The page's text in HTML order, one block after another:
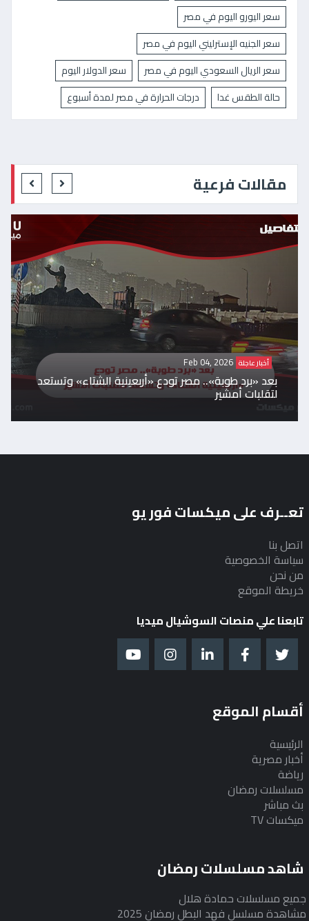
سعر اليورو اليوم في مصر
سعر الجنيه الإسترليني اليوم في مصر
سعر الريال السعودي اليوم في مصر
سعر الدولار اليوم
حالة الطقس غدا
درجات الحرارة في مصر لمدة أسبوع
مقالات فرعية
أخبار عاجلة Feb 04, 2026
بعد «برد طوبة».. مصر تودع «أربعينية الشتاء» وتستعد
لتقلبات أمشير
تعــرف على ميكسات فور يو
اتصل بنا
سياسة الخصوصية
من نحن
خريطة الموقع
تابعنا علي منصات السوشيال ميديا
أقسام الموقع
الرئيسية
أخبار مصرية
رياضة
مسلسلات رمضان
بث مباشر
ميكسات TV
شاهد مسلسلات رمضان
جميع مسلسلات حمادة هلال
مشاهدة مسلسل فهد البطل رمضان 2025